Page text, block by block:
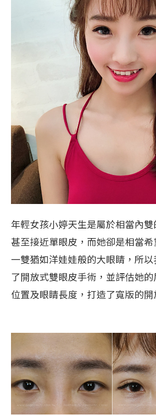
年輕女孩小婷天生是屬於相當內雙
甚至接近單眼皮，而她卻是相當
一雙猶如洋娃娃般的大眼睛，所
了開放式雙眼皮手術，並評估她
位置及眼睛長度，打造了寬版的開